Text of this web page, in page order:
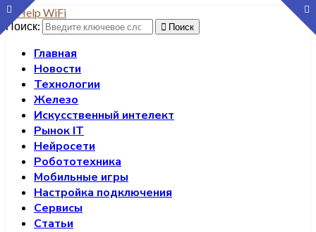
Поиск: Поиск
Главная
Новости
Технологии
Железо
Искусственный интелект
Рынок IT
Нейросети
Робототехника
Мобильные игры
Настройка подключения
Сервисы
Статьи